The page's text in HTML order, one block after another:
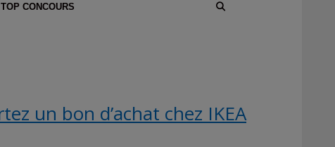
TOP CONCOURS
un bon d’achat chez IKEA